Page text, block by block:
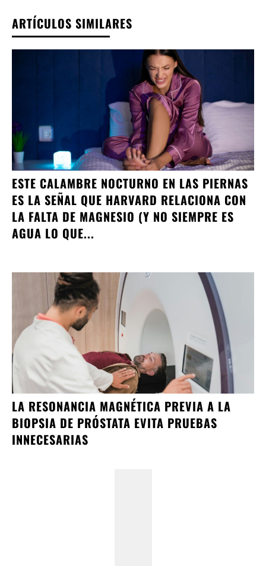
ARTÍCULOS SIMILARES
ESTE CALAMBRE NOCTURNO EN LAS PIERNAS
ES LA SEÑAL QUE HARVARD RELACIONA CON
LA FALTA DE MAGNESIO (Y NO SIEMPRE ES
AGUA LO QUE...
LA RESONANCIA MAGNÉTICA PREVIA A LA
BIOPSIA DE PRÓSTATA EVITA PRUEBAS
INNECESARIAS